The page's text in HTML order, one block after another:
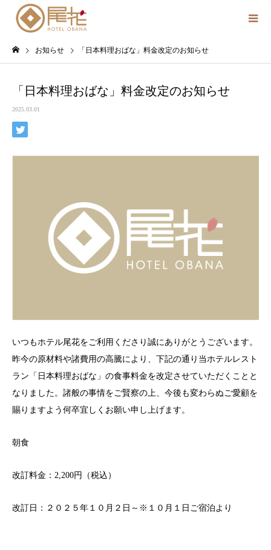
お知らせ 「日本料理おばな」料金改定のお知らせ
「日本料理おばな」料金改定のお知らせ
2025.03.01
いつもホテル尾花をご利用くださり誠にありがとうございます。
昨今の原材料や諸費用の高騰により、下記の通り当ホテルレスト
ラン「日本料理おばな」の食事料金を改定させていただくことと
なりました。諸般の事情をご賢察の上、今後も変わらぬご愛顧を
賜りますよう何卒宜しくお願い申し上げます。
朝食
改訂料金：2,200円（税込）
改訂日：２０２５年１０月２日～※１０月１日ご宿泊より